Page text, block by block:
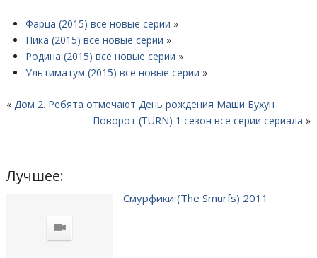
Фарца (2015) все новые серии »
Ника (2015) все новые серии »
Родина (2015) все новые серии »
Ультиматум (2015) все новые серии »
« Дом 2. Ребята отмечают День рождения Маши Бухун
Поворот (TURN) 1 сезон все серии сериала »
Лучшее:
Смурфики (The Smurfs) 2011